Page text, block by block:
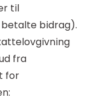
til
bidrag).
fra
for